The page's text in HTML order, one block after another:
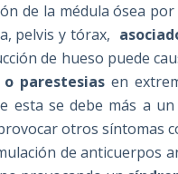
de la médula ósea
pelvis y tórax,
de hueso puede
parestesiasen
esta se debe más a
otros síntomas
de anticuerpos